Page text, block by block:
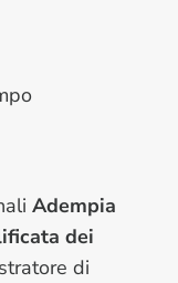
Adempia
dei
di